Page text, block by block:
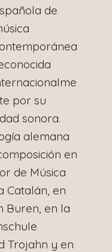
de
por su
sonora.
alemana
en
de Música
Catalán, en
Buren, en la
Trojahn y en